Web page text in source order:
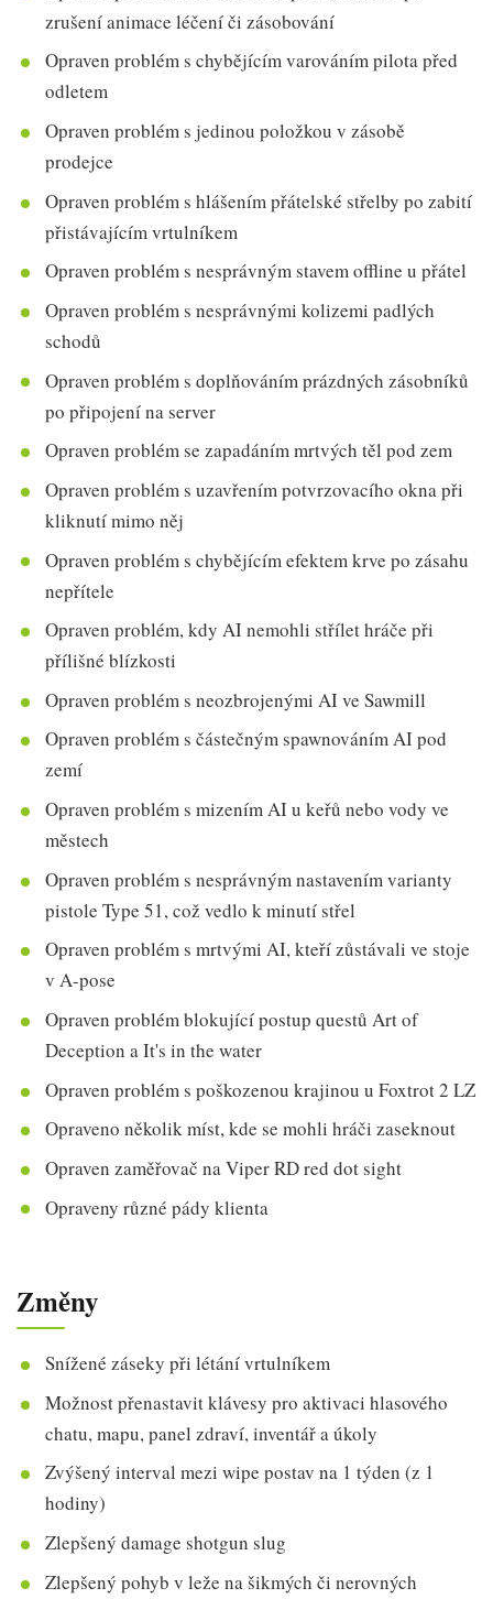
zrušení animace léčení či zásobování
Opraven problém s chybějícím varováním pilota před
odletem
Opraven problém s jedinou položkou v zásobě
prodejce
Opraven problém s hlášením přátelské střelby po zabití
přistávajícím vrtulníkem
Opraven problém s nesprávným stavem offline u přátel
Opraven problém s nesprávnými kolizemi padlých
schodů
Opraven problém s doplňováním prázdných zásobníků
po připojení na server
Opraven problém se zapadáním mrtvých těl pod zem
Opraven problém s uzavřením potvrzovacího okna při
kliknutí mimo něj
Opraven problém s chybějícím efektem krve po zásahu
nepřítele
Opraven problém, kdy AI nemohli střílet hráče při
přílišné blízkosti
Opraven problém s neozbrojenými AI ve Sawmill
Opraven problém s částečným spawnováním AI pod
zemí
Opraven problém s mizením AI u keřů nebo vody ve
městech
Opraven problém s nesprávným nastavením varianty
pistole Type 51, což vedlo k minutí střel
Opraven problém s mrtvými AI, kteří zůstávali ve stoje
v A-pose
Opraven problém blokující postup questů Art of
Deception a It's in the water
Opraven problém s poškozenou krajinou u Foxtrot 2 LZ
Opraveno několik míst, kde se mohli hráči zaseknout
Opraven zaměřovač na Viper RD red dot sight
Opraveny různé pády klienta
Změny
Snížené záseky při létání vrtulníkem
Možnost přenastavit klávesy pro aktivaci hlasového
chatu, mapu, panel zdraví, inventář a úkoly
Zvýšený interval mezi wipe postav na 1 týden (z 1
hodiny)
Zlepšený damage shotgun slug
Zlepšený pohyb v leže na šikmých či nerovných